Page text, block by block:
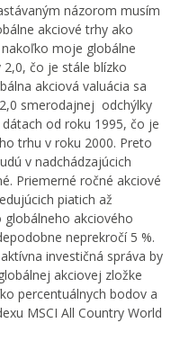
názorom musím
akciové trhy ako
moje globálne
čo je stále blízko
akciová valuácia sa
smerodajnej odchýlky
od roku 1995, čo je
trhu v roku 2000. Preto
v nadchádzajúcich
Priemerné ročné akciové
piatich až
globálneho akciového
neprekročí 5 %.
investičná správa by
akciovej zložke
percentuálnych bodov a
MSCI All Country World